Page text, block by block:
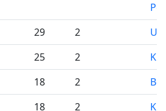
29 2
Ufa
25 2
18 2
18 2